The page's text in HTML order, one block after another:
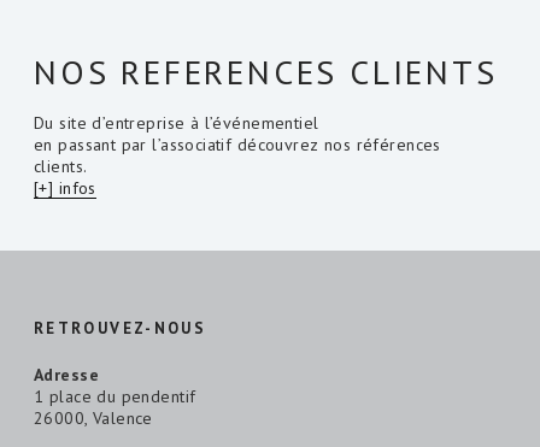
NOS REFERENCES CLIENTS
Du site d’entreprise à l’événementiel
en passant par l’associatif découvrez nos références
clients.
[+] infos
RETROUVEZ-NOUS
Adresse
1 place du pendentif
26000, Valence